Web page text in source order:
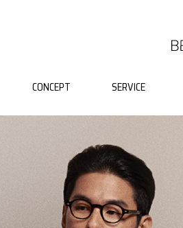
CONCEPT SERVICE